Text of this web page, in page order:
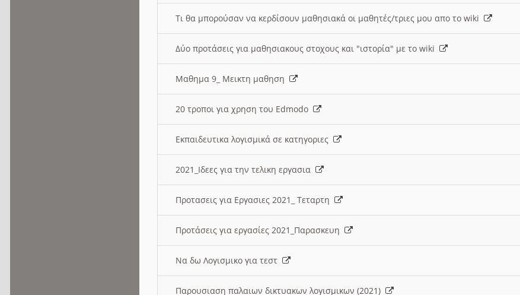
Τι θα μπορούσαν να κερδίσουν μαθησιακά οι μαθητές/τριες μου απο το wiki
Δύο προτάσεις για μαθησιακους στοχους και "ιστορία" με το wiki
Μαθημα 9_ Μεικτη μαθηση
20 τροποι για χρηση του Edmodo
Εκπαιδευτικα λογισμικά σε κατηγοριες
2021_Ιδεες για την τελικη εργασια
Προτασεις για Εργασιες 2021_ Τεταρτη
Προτάσεις για εργασίες 2021_Παρασκευη
Να δω Λογισμικο για τεστ
Παρουσιαση παλαιων δικτυακων λογισμικων (2021)